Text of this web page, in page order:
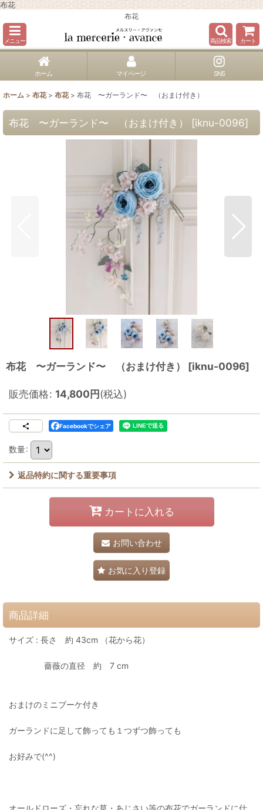
布花
布花
メニュー 商品検索 カート
ホーム マイページ SNS
ホーム > 布花 > 布花 > 布花 〜ガーランド〜 （おまけ付き）
布花 〜ガーランド〜 （おまけ付き） [iknu-0096]
布花 〜ガーランド〜 （おまけ付き） [iknu-0096]
販売価格: 14,800円(税込)
Facebookでシェア
数量:
返品特約に関する重要事項
カートに入れる
お問い合わせ
お気に入り登録
商品詳細
サイズ : 長さ 約 43cm （花から花）
薔薇の直径 約 7 cm
おまけのミニブーケ付き
ガーランドに足して飾っても１つずつ飾っても
お好みで(^^)
オールドローズ・忘れな草・あじさい等の布花でガーランドに仕